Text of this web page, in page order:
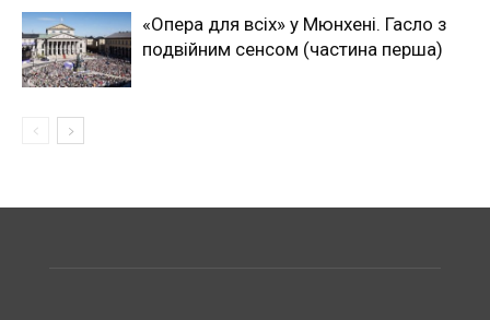
«Опера для всіх» у Мюнхені. Гасло з
подвійним сенсом (частина перша)